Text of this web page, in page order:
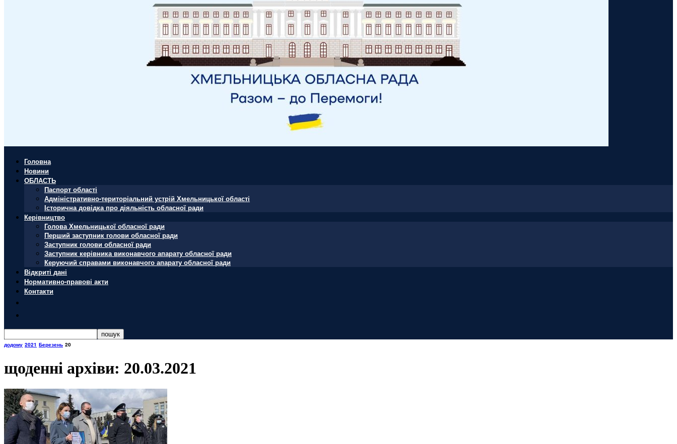
Головна
Новини
ОБЛАСТЬ
Паспорт області
Адміністративно-територіальний устрій Хмельницької області
Історична довідка про діяльність обласної ради
Керівництво
Голова Хмельницької обласної ради
Перший заступник голови обласної ради
Заступник голови обласної ради
Заступник керівника виконавчого апарату обласної ради
Керуючий справами виконавчого апарату обласної ради
Відкриті дані
Нормативно-правові акти
Контакти
додому 2021 Березень 20
щоденні архіви: 20.03.2021